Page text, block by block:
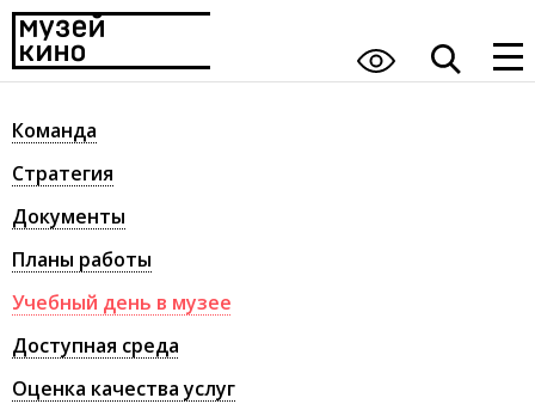
Команда
Стратегия
Документы
Планы работы
Учебный день в музее
Доступная среда
Оценка качества услуг